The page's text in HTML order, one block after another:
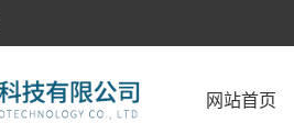
网站首页